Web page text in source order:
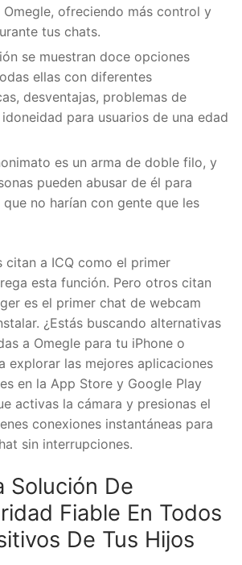
ofreciendo más control y
tus chats.
se muestran doce opciones
ellas con diferentes
desventajas, problemas de
para usuarios de una edad
es un arma de doble filo, y
pueden abusar de él para
que no harían con gente que les
citan a ICQ como el primer
esta función. Pero otros citan
es el primer chat de webcam
¿Estás buscando alternativas
a Omegle para tu iPhone o
explorar las mejores aplicaciones
en la App Store y Google Play
activas la cámara y presionas el
conexiones instantáneas para
sin interrupciones.
Solución De
Fiable En Todos
De Tus Hijos